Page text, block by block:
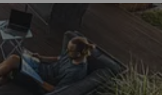
Trusted Shops
4,83/ 5